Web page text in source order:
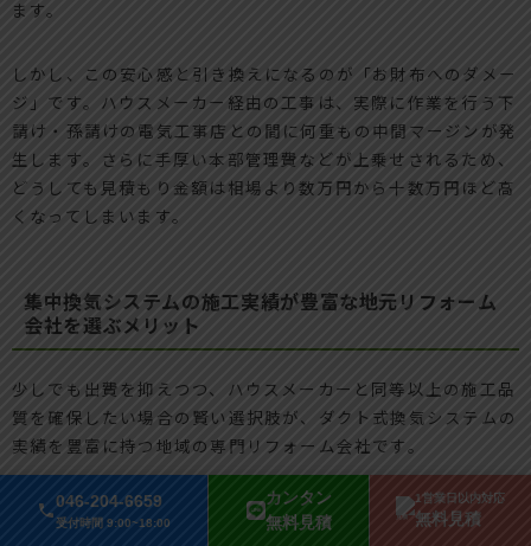
046-204-6659
受付時間 9:00~18:00
カンタン
無料見積
1営業日以内対応
無料見積
ます。
しかし、この安心感と引き換えになるのが「お財布へのダメー
ジ」です。ハウスメーカー経由の工事は、実際に作業を行う下
請け・孫請けの電気工事店との間に何重もの中間マージンが発
生します。さらに手厚い本部管理費などが上乗せされるため、
どうしても見積もり金額は相場より数万円から十数万円ほど高
くなってしまいます。
集中換気システムの施工実績が豊富な地元リフォーム
会社を選ぶメリット
少しでも出費を抑えつつ、ハウスメーカーと同等以上の施工品
質を確保したい場合の賢い選択肢が、ダクト式換気システムの
実績を豊富に持つ地域の専門リフォーム会社です。
職人と直接つながる直営店であれば、余計な仲介手数料を徹底
的にカットできるため、大和ハウスが提示する見積もりよりも